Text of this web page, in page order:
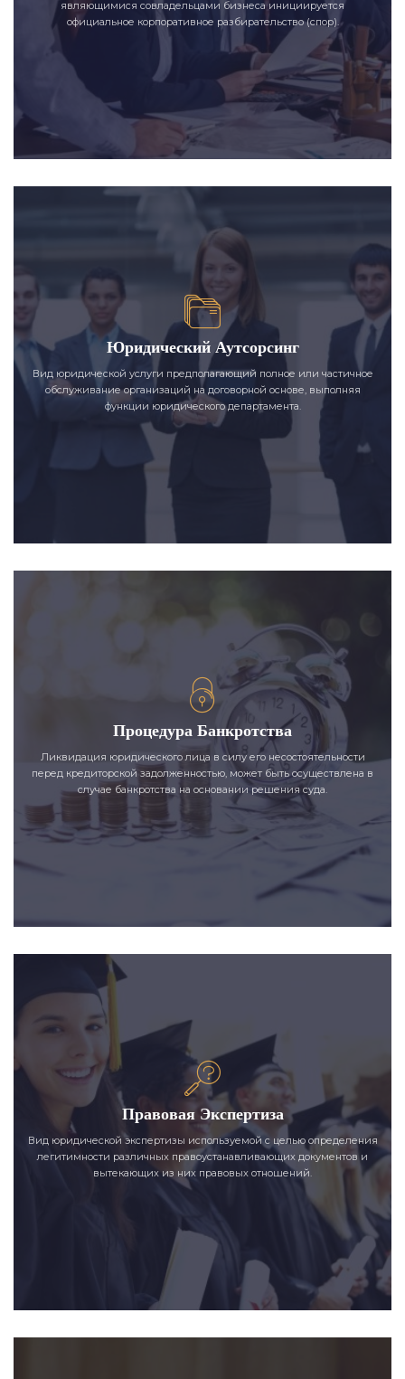
являющимися совладельцами бизнеса инициируется
официальное корпоративное разбирательство (спор).
Юридический Аутсорсинг
Вид юридической услуги предполагающий полное или частичное
обслуживание организаций на договорной основе, выполняя
функции юридического департамента.
Процедура Банкротства
Ликвидация юридического лица в силу его несостоятельности
перед кредиторской задолженностью, может быть осуществлена в
случае банкротства на основании решения суда.
Правовая Экспертиза
Вид юридической экспертизы используемой с целью определения
легитимности различных правоустанавливающих документов и
вытекающих из них правовых отношений.